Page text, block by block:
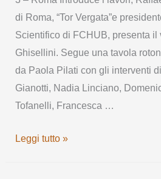
di Roma, “Tor Vergata”e
Scientifico di FCHUB, presenta il
Ghisellini. Segue una tavola
da Paola Pilati con gli interventi
Gianotti, Nadia Linciano,
Tofanelli, Francesca …
Leggi tutto »